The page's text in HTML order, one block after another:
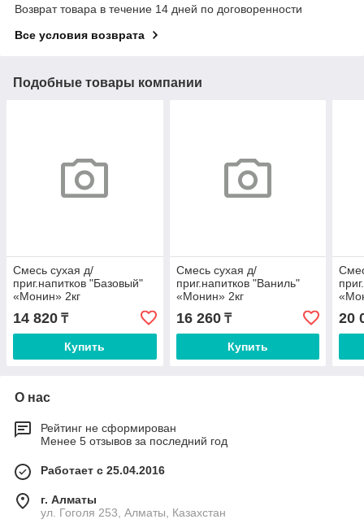
Возврат товара в течение 14 дней по договоренности
Все условия возврата
Подобные товары компании
Смесь сухая д/
приг.напитков "Базовый"
«Монин» 2кг
14 820 ₸
Купить
Смесь сухая д/
приг.напитков "Ваниль"
«Монин» 2кг
16 260₸
Купить
20
О нас
Рейтинг не сформирован
Менее 5 отзывов за последний год
Работает с 25.04.2016
г. Алматы
ул. Гоголя 253, Алматы, Казахстан